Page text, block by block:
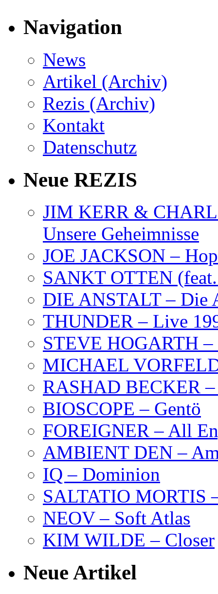
Navigation
News
Artikel (Archiv)
Rezis (Archiv)
Kontakt
Datenschutz
Neue REZIS
JIM KERR &
Unsere Geheimnisse
JOE JACKSON –
SANKT OTTEN
DIE ANSTALT – Die
THUNDER – Live
STEVE HOGARTH –
MICHAEL
RASHAD BECKER
BIOSCOPE – Gentö
FOREIGNER – All
AMBIENT DEN –
IQ – Dominion
SALTATIO MORTIS
NEOV – Soft Atlas
KIM WILDE – Closer
Neue Artikel